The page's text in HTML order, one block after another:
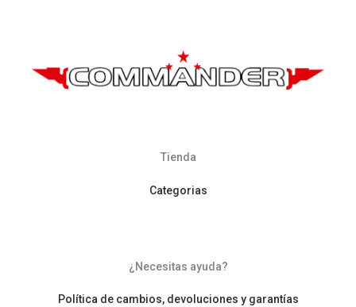
Tienda
Categorias
¿Necesitas ayuda?
Política de cambios, devoluciones y garantías